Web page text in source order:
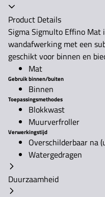
Accordeon ingeklapt
Product Details
Sigma Sigmulto Effino Mat
wandafwerking met een
geschikt voor binnen en
Mat
Gebruik binnen/buiten
Binnen
Toepassingsmethodes
Blokkwast
Muurverfroller
Verwerkingstijd
Overschilderbaar na
Watergedragen
Duurzaamheid